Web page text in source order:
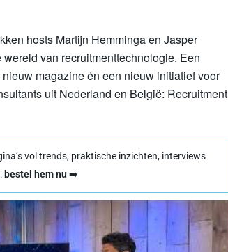
hosts Martijn Hemminga en Jasper
van recruitmenttechnologie. Een
magazine én een nieuw initiatief voor
uit Nederland en België: Recruitment
vol trends, praktische inzichten, interviews
bestel hem nu➡️